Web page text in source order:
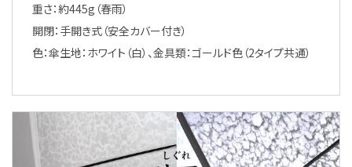
重さ：約445g（春雨）
開閉：手開き式（安全カバー付き）
色：傘生地：ホワイト（白）、金具類：ゴールド色（2タイプ共通）